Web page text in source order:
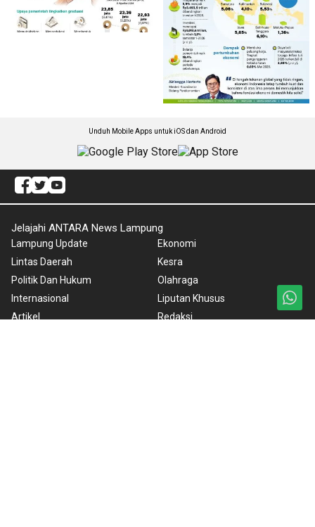
Unduh Mobile Apps untuk iOS dan Android
Jelajahi ANTARA News Lampung
Lampung Update
Lintas Daerah
Politik Dan Hukum
Internasional
Artikel
Ekonomi
Kesra
Olahraga
Liputan Khusus
Redaksi